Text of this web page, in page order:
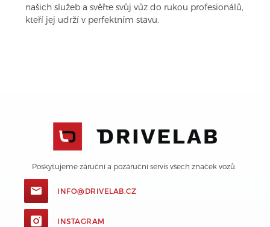
našich služeb a svěřte svůj vůz do rukou profesionálů,
kteří jej udrží v perfektním stavu.
Poskytujeme záruční a pozáruční servis všech značek vozů.
INFO@DRIVELAB.CZ
INSTAGRAM